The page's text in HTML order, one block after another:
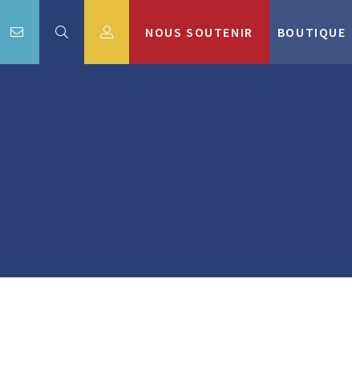
NOUS SOUTENIR BOUTIQUE